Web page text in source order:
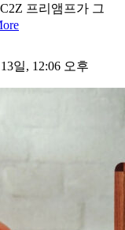
프리앰프가 그
일, 12:06 오후